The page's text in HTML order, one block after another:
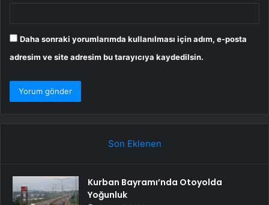
Daha sonraki yorumlarımda kullanılması için adım, e-posta
adresim ve site adresim bu tarayıcıya kaydedilsin.
Son Eklenen
Kurban Bayramı’nda Otoyolda
Yoğunluk